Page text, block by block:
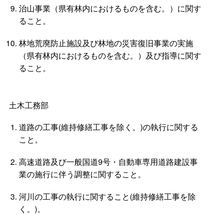
治山事業（県有林内におけるものを含む。）に関す
ること。
林地荒廃防止施設及び林地の災害復旧事業の実施
（県有林内におけるものを含む。）及び指導に関す
ること。
土木工務部
道路の工事(維持修繕工事を除く。)の執行に関する
こと。
高速道路及び一般国道9号・自動車専用道路建設事
業の施行に伴う調整に関すること。
河川の工事の執行に関すること(維持修繕工事を除
く。)。